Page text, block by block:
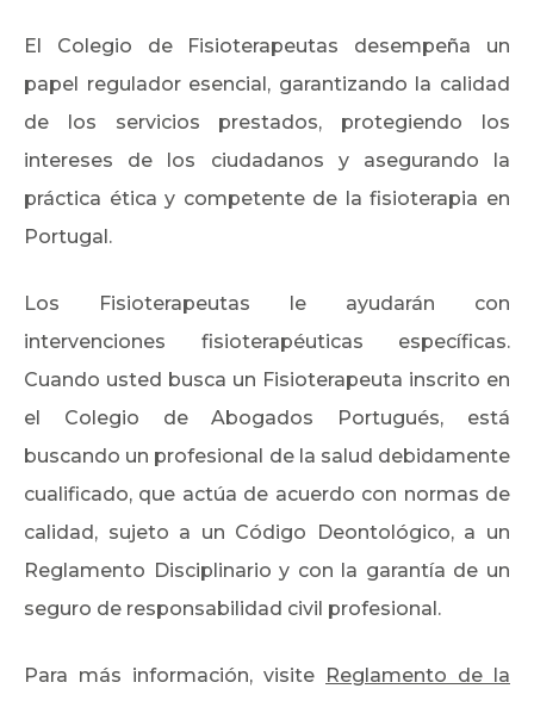
El Colegio de Fisioterapeutas desempeña un
papel regulador esencial, garantizando la calidad
de los servicios prestados, protegiendo los
intereses de los ciudadanos y asegurando la
práctica ética y competente de la fisioterapia en
Portugal.
Los Fisioterapeutas le ayudarán con
intervenciones fisioterapéuticas específicas.
Cuando usted busca un Fisioterapeuta inscrito en
el Colegio de Abogados Portugués, está
buscando un profesional de la salud debidamente
cualificado, que actúa de acuerdo con normas de
calidad, sujeto a un Código Deontológico, a un
Reglamento Disciplinario y con la garantía de un
seguro de responsabilidad civil profesional.
Para más información, visite Reglamento de la